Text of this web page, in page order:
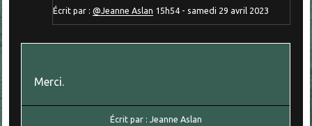
Écrit par : @Jeanne Aslan 15h54- samedi 29 avril 2023
Merci.
Écrit par : Jeanne Aslan